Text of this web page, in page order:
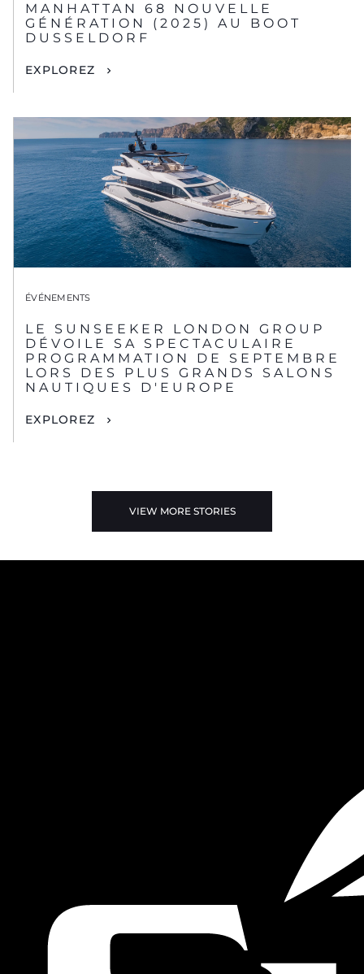
MANHATTAN 68 NOUVELLE
GÉNÉRATION (2025) AU BOOT
DUSSELDORF
EXPLOREZ
ÉVÉNEMENTS
LE SUNSEEKER LONDON GROUP
DÉVOILE SA SPECTACULAIRE
PROGRAMMATION DE SEPTEMBRE
LORS DES PLUS GRANDS SALONS
NAUTIQUES D'EUROPE
EXPLOREZ
VIEW MORE STORIES